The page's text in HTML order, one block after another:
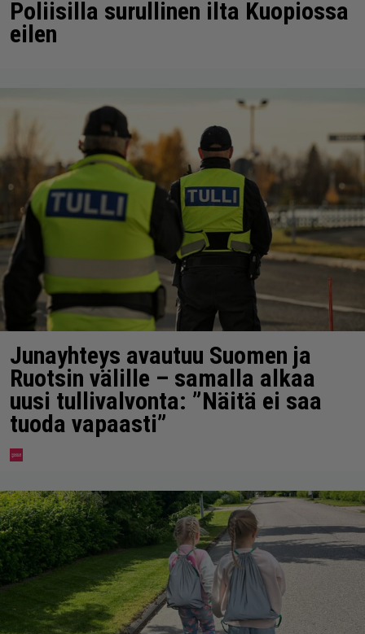
Poliisilla surullinen ilta Kuopiossa
eilen
Junayhteys avautuu Suomen ja
Ruotsin välille – samalla alkaa
uusi tullivalvonta: ”Näitä ei saa
tuoda vapaasti”